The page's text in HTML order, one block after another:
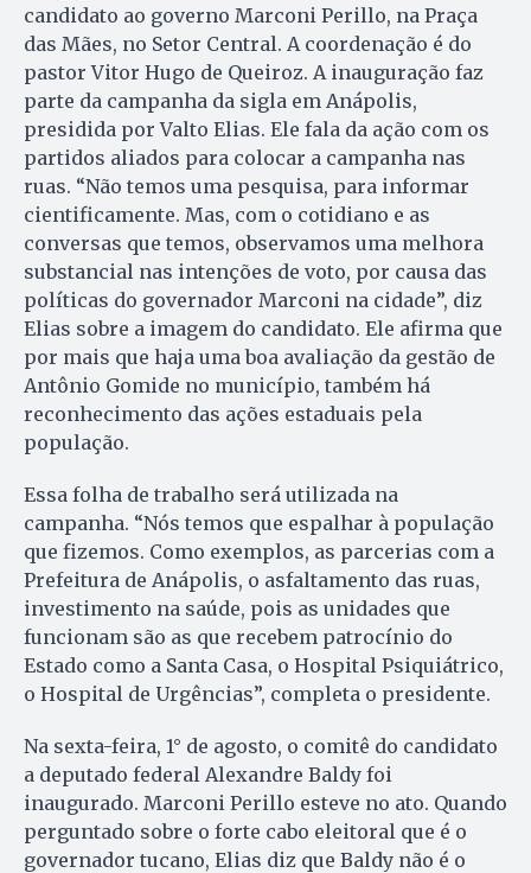
candidato ao governo Marconi Perillo, na Praça
das Mães, no Setor Central. A coordenação é do
pastor Vitor Hugo de Queiroz. A inauguração faz
parte da campanha da sigla em Anápolis,
presidida por Valto Elias. Ele fala da ação com os
partidos aliados para colocar a campanha nas
ruas. “Não temos uma pesquisa, para informar
cientificamente. Mas, com o cotidiano e as
conversas que temos, observamos uma melhora
substancial nas intenções de voto, por causa das
políticas do governador Marconi na cidade”, diz
Elias sobre a imagem do candidato. Ele afirma que
por mais que haja uma boa avaliação da gestão de
Antônio Gomide no município, também há
reconhecimento das ações estaduais pela
população.
Essa folha de trabalho será utilizada na
campanha. “Nós temos que espalhar à população
que fizemos. Como exemplos, as parcerias com a
Prefeitura de Aná­po­lis, o asfaltamento das ruas,
investimento na saúde, pois as unidades que
funcionam são as que recebem patrocínio do
Estado como a Santa Casa, o Hospital Psiquiátrico,
o Hospital de Ur­gências”, completa o presidente.
Na sexta-feira, 1° de agosto, o comitê do candidato
a deputado federal Alexandre Baldy foi
inaugurado. Marconi Perillo esteve no ato. Quando
perguntado sobre o forte cabo eleitoral que é o
governador tucano, Elias diz que Baldy não é o